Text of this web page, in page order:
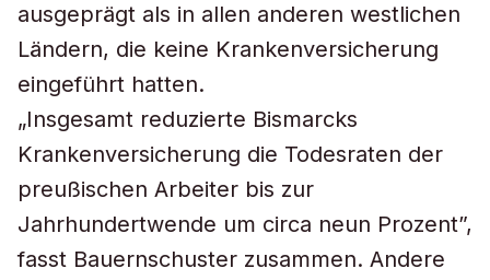
ausgeprägt als in allen anderen westlichen
Ländern, die keine Krankenversicherung
eingeführt hatten.
„Insgesamt reduzierte Bismarcks
Krankenversicherung die Todesraten der
preußischen Arbeiter bis zur
Jahrhundertwende um circa neun Prozent”,
fasst Bauernschuster zusammen. Andere